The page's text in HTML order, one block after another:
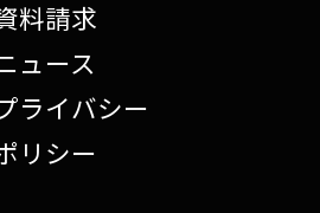
料請求
ュース
ライバシー
リシー